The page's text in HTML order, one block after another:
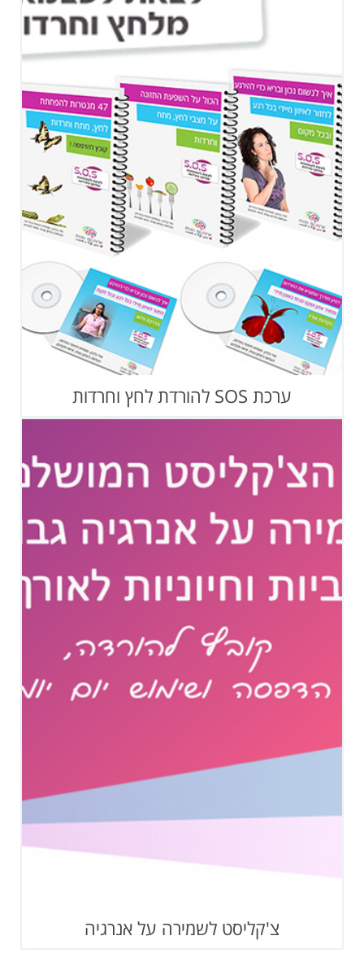
ערכת SOS להורדת לחץ וחרדות
צ'קליסט לשמירה על אנרגיה